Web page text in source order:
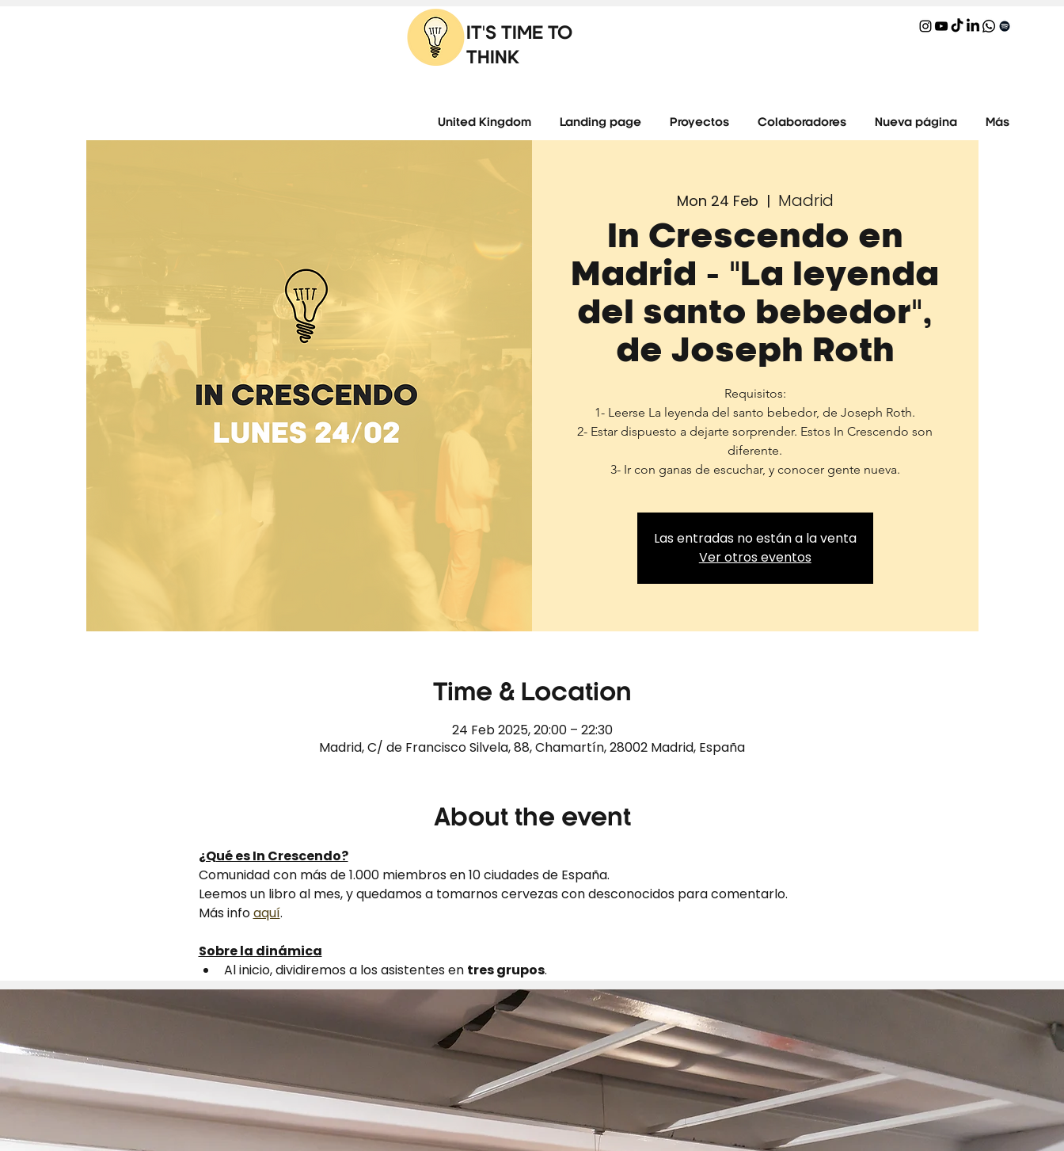
IT'S TIME TO
THINK
United Kingdom Landing page Proyectos Colaboradores Nueva página Más
Mon 24 Feb
  |
Madrid
In Crescendo en
Madrid - "La leyenda
del santo bebedor",
de Joseph Roth
Requisitos:
1- Leerse La leyenda del santo bebedor, de Joseph Roth.
2- Estar dispuesto a dejarte sorprender. Estos In Crescendo son
diferente.
3- Ir con ganas de escuchar, y conocer gente nueva.
Las entradas no están a la venta
Ver otros eventos
Time & Location
24 Feb 2025, 20:00 – 22:30
Madrid, C/ de Francisco Silvela, 88, Chamartín, 28002 Madrid, España
About the event
¿Qué es In Crescendo?
Comunidad con más de 1.000 miembros en 10 ciudades de España.
Leemos un libro al mes, y quedamos a tomarnos cervezas con desconocidos para comentarlo.
Más info aquí.
Sobre la dinámica
Al inicio, dividiremos a los asistentes en tres grupos.